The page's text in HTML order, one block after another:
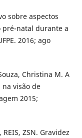
sobre aspectos
pré-natal durante a
2016; ago
Christina M. A
visão de
2015;
ZSN. Gravidez